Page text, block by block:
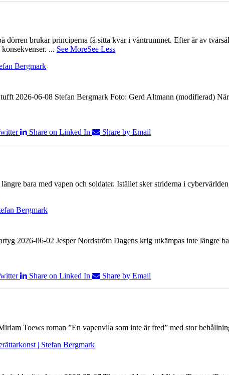
dörren brukar principerna få sitta kvar i väntrummet. Efter år av
... See MoreSee Less
Bergmark
2026-06-08 Stefan Bergmark Foto: Gerd Altmann (modifierad)
Share on Linked In Share by Email
bara med vapen och soldater. Istället sker striderna i
Bergmark
2026-06-02 Jesper Nordström Dagens krig utkämpas inte längre
Share on Linked In Share by Email
Toews roman ”En vapenvila som inte är fred” med stor
| Stefan Bergmark